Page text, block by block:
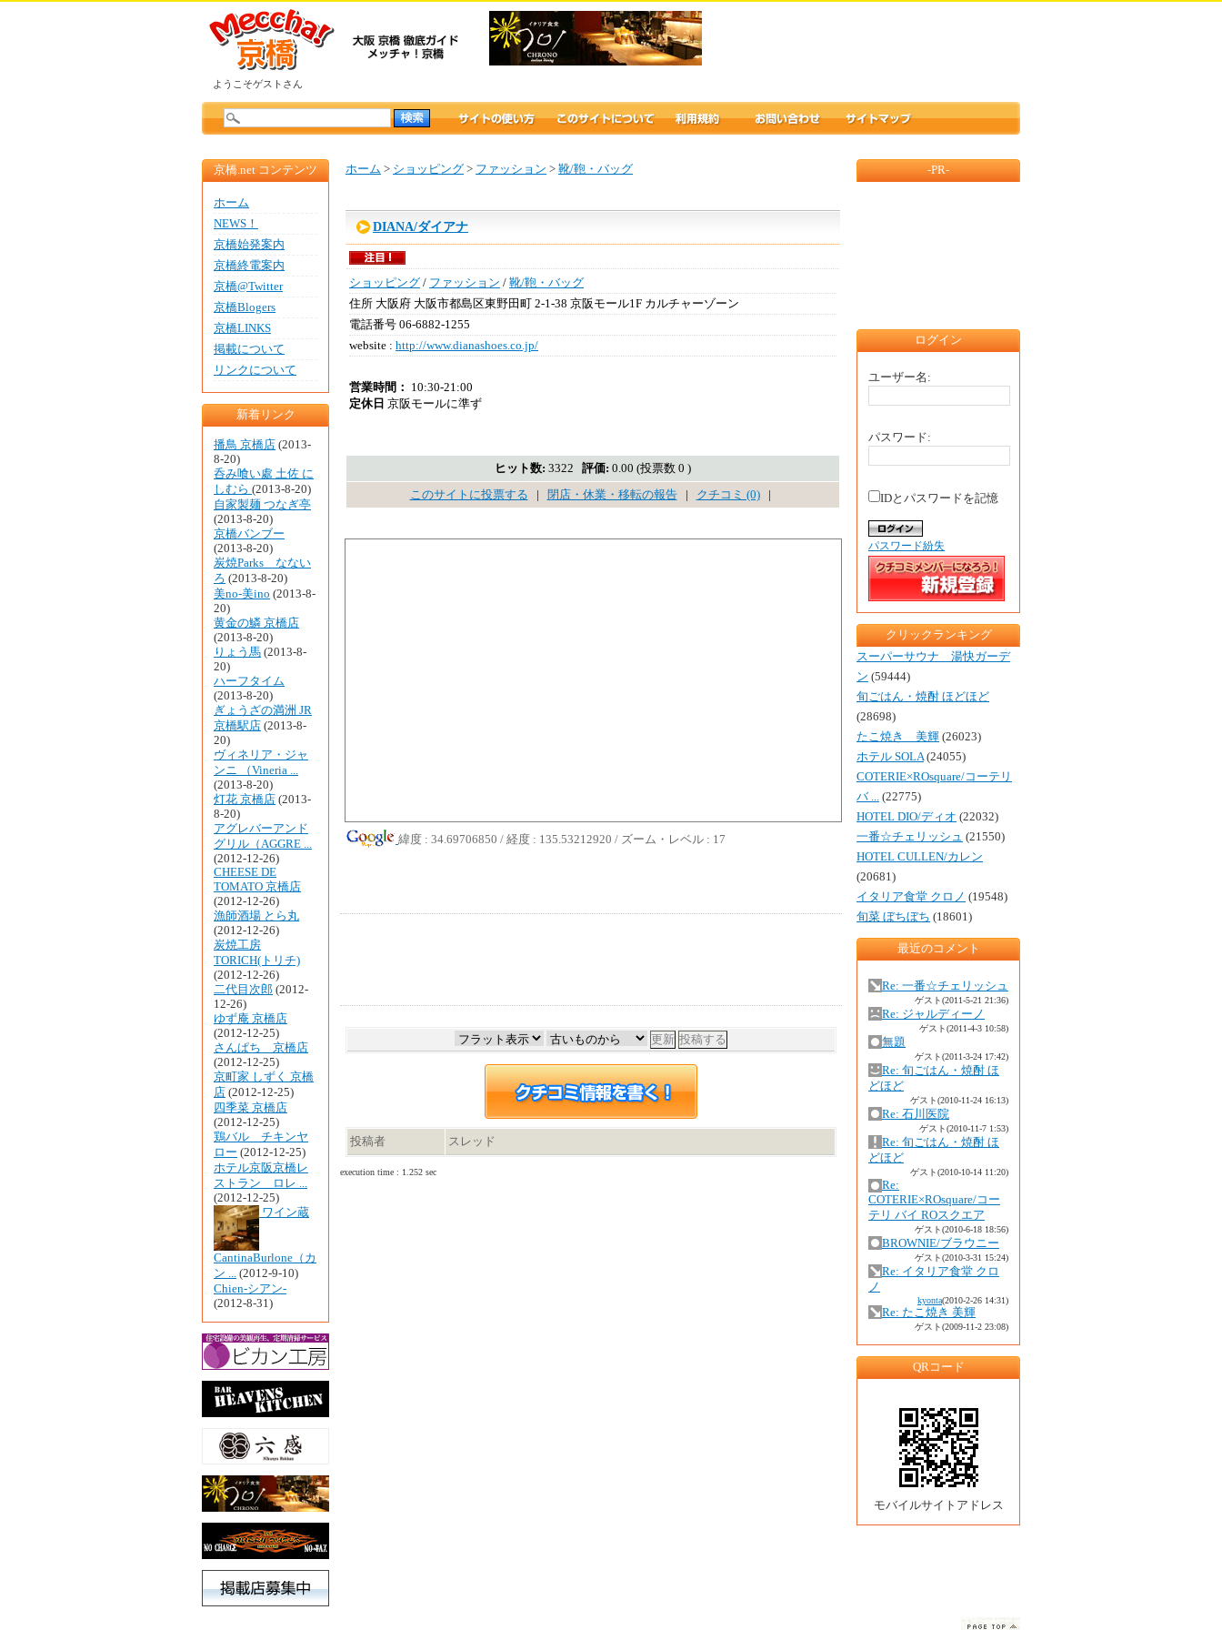
ようこそゲストさん
京橋.net コンテンツ
ホーム
NEWS！
京橋始発案内
京橋終電案内
京橋@Twitter
京橋Blogers
京橋LINKS
掲載について
リンクについて
新着リンク
播鳥 京橋店 (2013-
8-20)
呑み喰い處 土佐 に
しむら (2013-8-20)
自家製麺 つなぎ亭
(2013-8-20)
京橋バンブー
(2013-8-20)
炭焼Parks なない
ろ (2013-8-20)
美no-美ino (2013-8-
20)
黄金の鱗 京橋店
(2013-8-20)
りょう馬 (2013-8-
20)
ハーフタイム
(2013-8-20)
ぎょうざの満洲 JR
京橋駅店 (2013-8-
20)
ヴィネリア・ジャ
ンニ （Vineria ...
(2013-8-20)
灯花 京橋店 (2013-
8-20)
アグレバーアンド
グリル（AGGRE ...
(2012-12-26)
CHEESE DE
TOMATO 京橋店
(2012-12-26)
漁師酒場 とら丸
(2012-12-26)
炭焼工房
TORICH(トリチ)
(2012-12-26)
二代目次郎 (2012-
12-26)
ゆず庵 京橋店
(2012-12-25)
さんぱち 京橋店
(2012-12-25)
京町家 しずく 京橋
店 (2012-12-25)
四季菜 京橋店
(2012-12-25)
鶏バル チキンヤ
ロー (2012-12-25)
ホテル京阪京橋レ
ストラン ロレ ...
(2012-12-25)
ワイン蔵
CantinaBurlone（カ
ン ... (2012-9-10)
Chien-シアン-
(2012-8-31)
ホーム > ショッピング > ファッション > 靴/鞄・バッグ
DIANA/ダイアナ
ショッピング / ファッション / 靴/鞄・バッグ
住所 大阪府 大阪市都島区東野田町 2-1-38 京阪モール1F カルチャーゾーン
電話番号 06-6882-1255
website : http://www.dianashoes.co.jp/
営業時間：
10:30-21:00
定休日 京阪モールに準ず
ヒット数: 3322 評価: 0.00 (投票数 0 )
このサイトに投票する 閉店・休業・移転の報告| クチコミ (0)|
緯度 : 34.69706850 / 経度 : 135.53212920 / ズーム・レベル : 17
投稿者 スレッド
execution time : 1.252 sec
-PR-
ログイン
ユーザー名:
パスワード:
IDとパスワードを記憶
パスワード紛失
クリックランキング
スーパーサウナ 湯快ガーデ
ン (59444)
旬ごはん・焼酎 ほどほど
(28698)
たこ焼き 美輝 (26023)
ホテル SOLA(24055)
COTERIE×ROsquare/コーテリ
バ ... (22775)
HOTEL DIO/ディオ (22032)
一番☆チェリッシュ (21550)
HOTEL CULLEN/カレン
(20681)
イタリア食堂 クロノ (19548)
旬菜 ぼちぼち (18601)
最近のコメント
Re: 一番☆チェリッシュ
ゲスト(2011-5-21 21:36)
Re: ジャルディーノ
ゲスト(2011-4-3 10:58)
無題
ゲスト(2011-3-24 17:42)
Re: 旬ごはん・焼酎 ほ
どほど
ゲスト(2010-11-24 16:13)
Re: 石川医院
ゲスト(2010-11-7 1:53)
Re: 旬ごはん・焼酎 ほ
どほど
ゲスト(2010-10-14 11:20)
Re:
COTERIE×ROsquare/コー
テリ バイ ROスクエア
ゲスト(2010-6-18 18:56)
BROWNIE/ブラウニー
ゲスト(2010-3-31 15:24)
Re: イタリア食堂 クロ
ノ
kyonta(2010-2-26 14:31)
Re: たこ焼き 美輝
ゲスト(2009-11-2 23:08)
QRコード
モバイルサイトアドレス